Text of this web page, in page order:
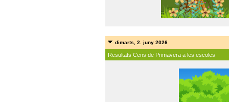
dimarts, 2. juny 2026
Resultats Cens de Primavera a les escoles